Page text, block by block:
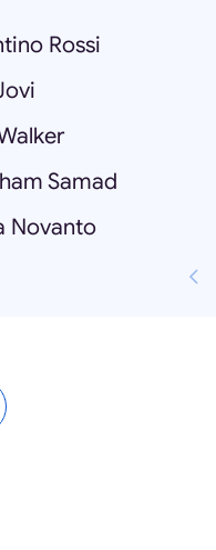
Rossi
Samad
Novanto